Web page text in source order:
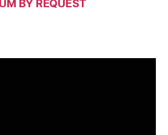
BY REQUEST